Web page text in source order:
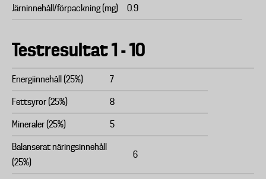
Järninnehåll/förpackning (mg) 0.9
Testresultat 1 - 10
Energiinnehåll (25%) 7
Fettsyror (25%) 8
Mineraler (25%) 5
Balanserat näringsinnehåll
(25%)
6